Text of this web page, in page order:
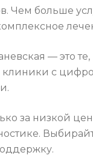
Чем больше
— это
с
за низкой